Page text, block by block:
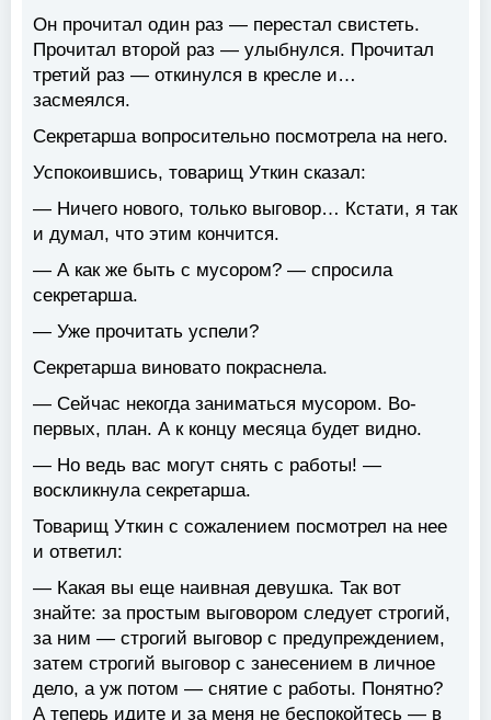
Он прочитал один раз — перестал свистеть.
Прочитал второй раз — улыбнулся. Прочитал
третий раз — откинулся в кресле и…
засмеялся.
Секретарша вопросительно посмотрела на него.
Успокоившись, товарищ Уткин сказал:
— Ничего нового, только выговор… Кстати, я так
и думал, что этим кончится.
— А как же быть с мусором? — спросила
секретарша.
— Уже прочитать успели?
Секретарша виновато покраснела.
— Сейчас некогда заниматься мусором. Во-
первых, план. А к концу месяца будет видно.
— Но ведь вас могут снять с работы! —
воскликнула секретарша.
Товарищ Уткин с сожалением посмотрел на нее
и ответил:
— Какая вы еще наивная девушка. Так вот
знайте: за простым выговором следует строгий,
за ним — строгий выговор с предупреждением,
затем строгий выговор с занесением в личное
дело, а уж потом — снятие с работы. Понятно?
А теперь идите и за меня не беспокойтесь — в